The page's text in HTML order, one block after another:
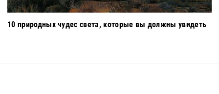
10 природных чудес света, которые вы должны увидеть